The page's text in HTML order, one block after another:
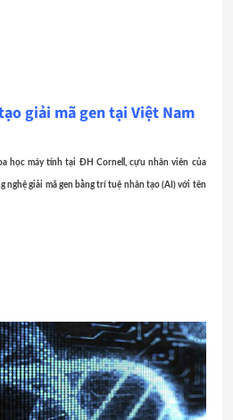
giải mã gen tại Việt Nam
học máy tính tại ĐH Cornell, cựu nhân viên của
nghệ giải mã gen bằng trí tuệ nhân tạo (AI) với tên